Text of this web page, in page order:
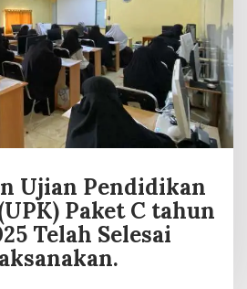
Ujian Pendidikan
Paket C tahun
Telah Selesai